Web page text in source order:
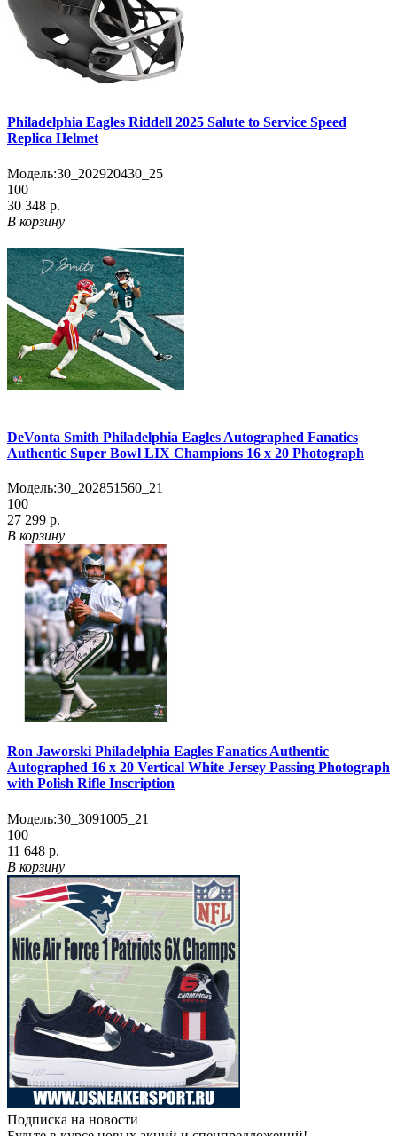
Philadelphia Eagles Riddell 2025 Salute to Service Speed
Replica Helmet
Модель:30_202920430_25
100
30 348 р.
В корзину
DeVonta Smith Philadelphia Eagles Autographed Fanatics
Authentic Super Bowl LIX Champions 16 x 20 Photograph
Модель:30_202851560_21
100
27 299 р.
В корзину
Ron Jaworski Philadelphia Eagles Fanatics Authentic
Autographed 16 x 20 Vertical White Jersey Passing Photograph
with Polish Rifle Inscription
Модель:30_3091005_21
100
11 648 р.
В корзину
Подписка на новости